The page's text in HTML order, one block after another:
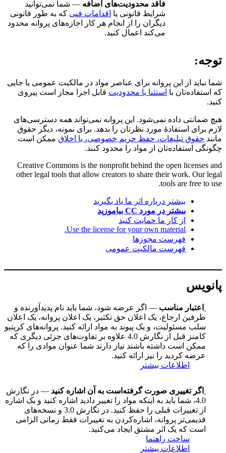
فاقد محدودیت‌های اضافه — شما نمی‌توانید
شرایط قانونی یا اقدامات فنی که به طور قانونی
دیگران را از انجام هر کار اجازه‌های پروانه محدود
می‌کند اعمال کنید.
توجه:
شما نباید از این پروانه برای عناصر مواد در مالکیت عمومی یا جایی
که استفاده‌تان با استثنا یا محدودیت قابل اجرا مجاز است پیروی
کنید.
هیچ ضمانتی داده نمی‌شود. این پروانه نمی‌تواند همه دسترسی‌های
لازم برای استفادهٔ مورد نظرتان را بدهد. برای نمونه، دیگر حقوق
مانند حقوق تبلیغات، حفظ حریم خصوصی، یا اخلاق ممکن است
چگونگی استفاده‌تان از مواد را محدود کنند.
Creative Commons is the nonprofit behind the open licenses and
other legal tools that allow creators to share their work. Our legal
tools are free to use.
بیشتر درباره اثر ما یاد بگیرید
بیشتر در مورد CC بیاموزید
از کار ما حمایت کنید
Use the license for your own material.
فهرست مجوزها
فهرست مالکیت عمومی
پانویس
اعتبار مناسب — اگر عرضه شود، شما باید نام پدیدآورنده و
طرفین ارجاع، یک اعلان حق تکثیر، یک اعلان پروانه، یک اعلان
سلب مسئولیت، و یک پیوند به مواد ارائه کنید. پروانه‌های کریتیو
کامنز قبل از نگارش 4.0 علاوه بر تفاوت‌های جزئی دیگری که
ممکن است داشته باشند نیاز دارند شما عنوان موادی را که
عرضه کردید را نیز ارائه کنید.
اطلاعات بیشتر
اگر تغییری صورت گرفته‌است به آن اشاره کنید — در نگارش
4.0، شما باید به اینکه مواد را تغییر دادید اشاره کنید و یک اشاره
از تغییرات قبلی را حفظ کنید. در نگارش 3.0 و نسخه‌های
قدیمی‌تر پروانه، اشاره‌کردن به تغییرات فقط زمانی الزامی
است که یک اثر مشتق ایجاد می‌کنید.
ساخت راهنما
اطلاعات بیشتر